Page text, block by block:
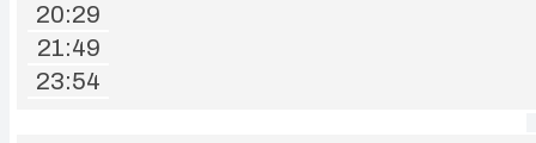
20:29
21:49
23:54